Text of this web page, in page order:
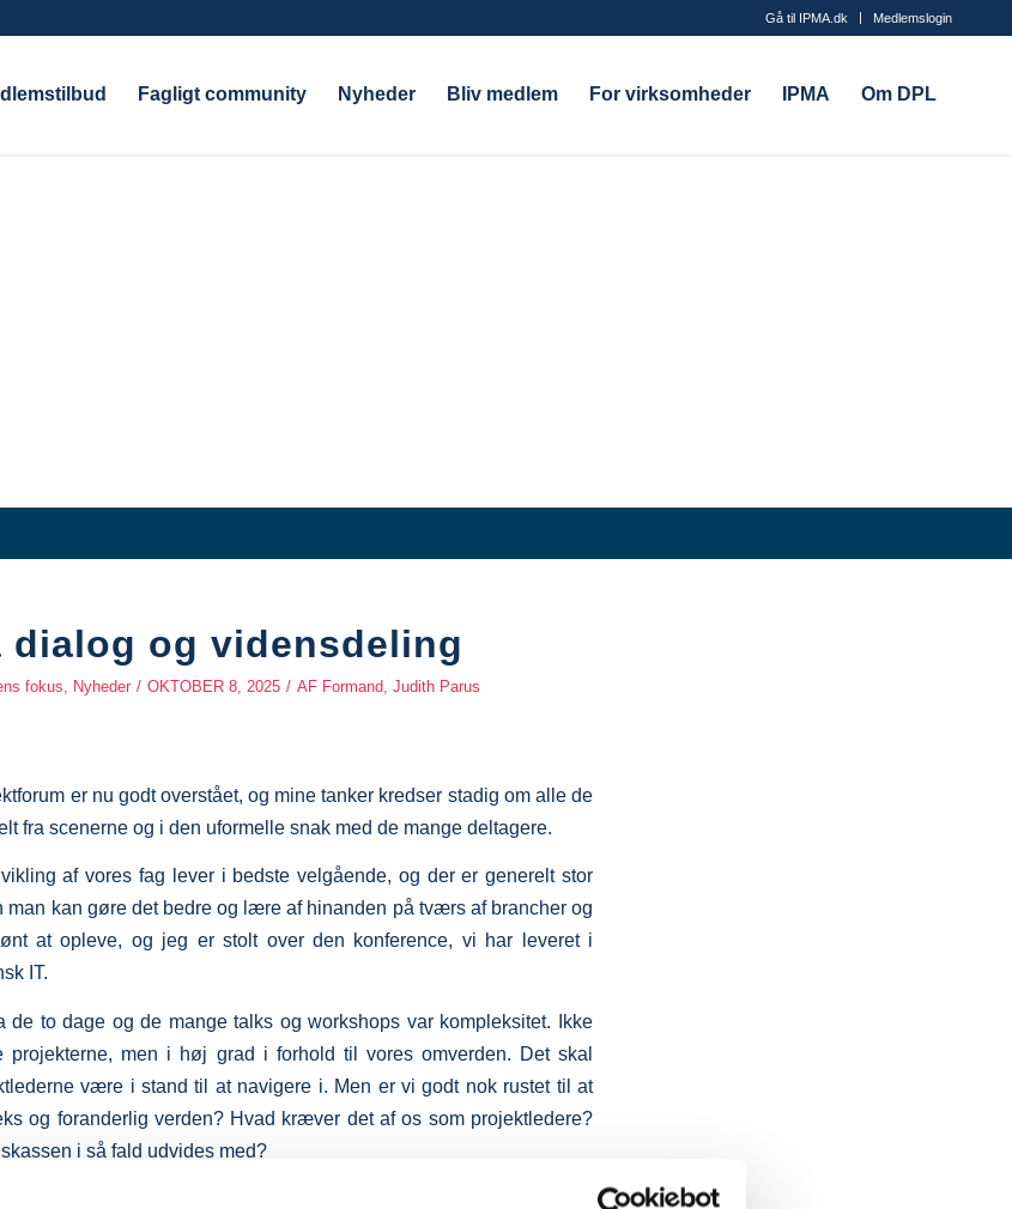
Gå til IPMA.dk Medlemslogin
Fagligt community Nyheder Bliv medlem For virksomheder IPMA Om DPL
dialog og vidensdeling
fokus, Nyheder / OKTOBER 8, 2025 / AF Formand, Judith Parus
er nu godt overstået, og mine tanker kredser stadig om alle de
fra scenerne og i den uformelle snak med de mange deltagere.
af vores fag lever i bedste velgående, og der er generelt stor
man kan gøre det bedre og lære af hinanden på tværs af brancher og
at opleve, og jeg er stolt over den konference, vi har leveret i
IT.
de to dage og de mange talks og workshops var kompleksitet. Ikke
projekterne, men i høj grad i forhold til vores omverden. Det skal
være i stand til at navigere i. Men er vi godt nok rustet til at
og foranderlig verden? Hvad kræver det af os som projektledere?
i så fald udvides med?